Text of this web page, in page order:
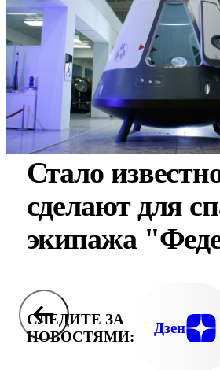
Стало
сделают для
экипажа
СЛЕДИТЕ ЗА
НОВОСТЯМИ:
Дзен